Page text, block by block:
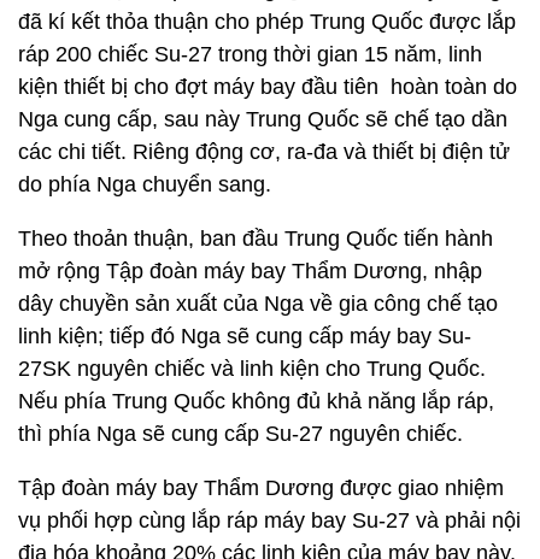
đã kí kết thỏa thuận cho phép Trung Quốc được lắp
ráp 200 chiếc Su-27 trong thời gian 15 năm, linh
kiện thiết bị cho đợt máy bay đầu tiên hoàn toàn do
Nga cung cấp, sau này Trung Quốc sẽ chế tạo dần
các chi tiết. Riêng động cơ, ra-đa và thiết bị điện tử
do phía Nga chuyển sang.
Theo thoản thuận, ban đầu Trung Quốc tiến hành
mở rộng Tập đoàn máy bay Thẩm Dương, nhập
dây chuyền sản xuất của Nga về gia công chế tạo
linh kiện; tiếp đó Nga sẽ cung cấp máy bay Su-
27SK nguyên chiếc và linh kiện cho Trung Quốc.
Nếu phía Trung Quốc không đủ khả năng lắp ráp,
thì phía Nga sẽ cung cấp Su-27 nguyên chiếc.
Tập đoàn máy bay Thẩm Dương được giao nhiệm
vụ phối hợp cùng lắp ráp máy bay Su-27 và phải nội
địa hóa khoảng 20% các linh kiện của máy bay này.